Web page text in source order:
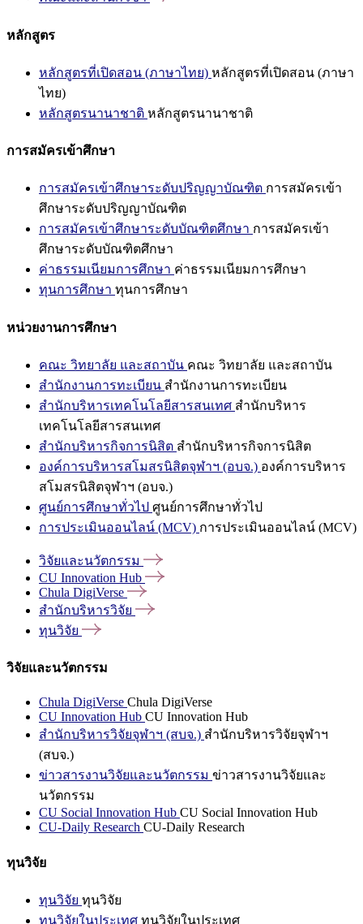
หลักสูตร
หลักสูตรที่เปิดสอน (ภาษาไทย) หลักสูตรที่เปิดสอน (ภาษา
ไทย)
หลักสูตรนานาชาติ หลักสูตรนานาชาติ
การสมัครเข้าศึกษา
การสมัครเข้าศึกษาระดับปริญญาบัณฑิต การสมัครเข้า
ศึกษาระดับปริญญาบัณฑิต
การสมัครเข้าศึกษาระดับบัณฑิตศึกษา การสมัครเข้า
ศึกษาระดับบัณฑิตศึกษา
ค่าธรรมเนียมการศึกษา ค่าธรรมเนียมการศึกษา
ทุนการศึกษา ทุนการศึกษา
หน่วยงานการศึกษา
คณะ วิทยาลัย และสถาบัน คณะ วิทยาลัย และสถาบัน
สำนักงานการทะเบียน สำนักงานการทะเบียน
สำนักบริหารเทคโนโลยีสารสนเทศ สำนักบริหาร
เทคโนโลยีสารสนเทศ
สำนักบริหารกิจการนิสิต สำนักบริหารกิจการนิสิต
องค์การบริหารสโมสรนิสิตจุฬาฯ (อบจ.) องค์การบริหาร
สโมสรนิสิตจุฬาฯ (อบจ.)
ศูนย์การศึกษาทั่วไป ศูนย์การศึกษาทั่วไป
การประเมินออนไลน์ (MCV) การประเมินออนไลน์ (MCV)
วิจัยและนวัตกรรม
CU Innovation Hub
Chula DigiVerse
สำนักบริหารวิจัย
ทุนวิจัย
วิจัยและนวัตกรรม
Chula DigiVerse Chula DigiVerse
CU Innovation Hub CU Innovation Hub
สำนักบริหารวิจัยจุฬาฯ (สบจ.) สำนักบริหารวิจัยจุฬาฯ
(สบจ.)
ข่าวสารงานวิจัยและนวัตกรรม ข่าวสารงานวิจัยและ
นวัตกรรม
CU Social Innovation Hub CU Social Innovation Hub
CU-Daily Research CU-Daily Research
ทุนวิจัย
ทุนวิจัย ทุนวิจัย
ทุนวิจัยในประเทศ ทุนวิจัยในประเทศ